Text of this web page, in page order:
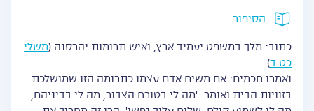
הסיפור
כתוב: מלך במשפט יעמיד ארץ, ואיש תרומות יהרסנה (משלי
כט ד).
ואמרו חכמים: אם משים אדם עצמו כתרומה הזו שמושלכת
בזוויות הבית ואומר: 'מה לי בטורח הצבור, מה לי בדיניהם,